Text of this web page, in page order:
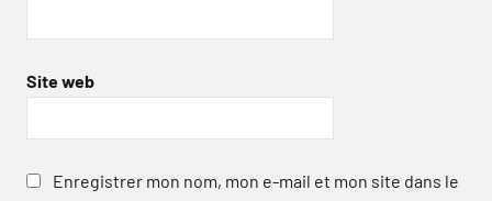
Site web
Enregistrer mon nom, mon e-mail et mon site dans le